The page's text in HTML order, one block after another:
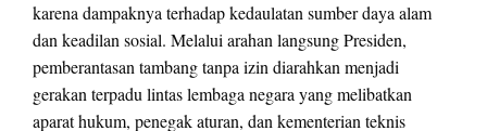
karena dampaknya terhadap kedaulatan sumber daya alam
dan keadilan sosial. Melalui arahan langsung Presiden,
pemberantasan tambang tanpa izin diarahkan menjadi
gerakan terpadu lintas lembaga negara yang melibatkan
aparat hukum, penegak aturan, dan kementerian teknis